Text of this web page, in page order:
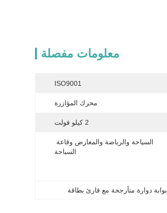
معلومات مفصلة
ISO9001
محرك المؤازرة
2 كيلو فولت
السباحة
بوابة دوارة متأرجحة مع قارئ بطاقة